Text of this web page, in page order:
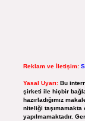
Reklam ve İletişim:
Yasal Uyarı: Bu
şirketi ile hiçbir
hazırladığımız
niteliği taşımamakta
yapılmamaktadır.